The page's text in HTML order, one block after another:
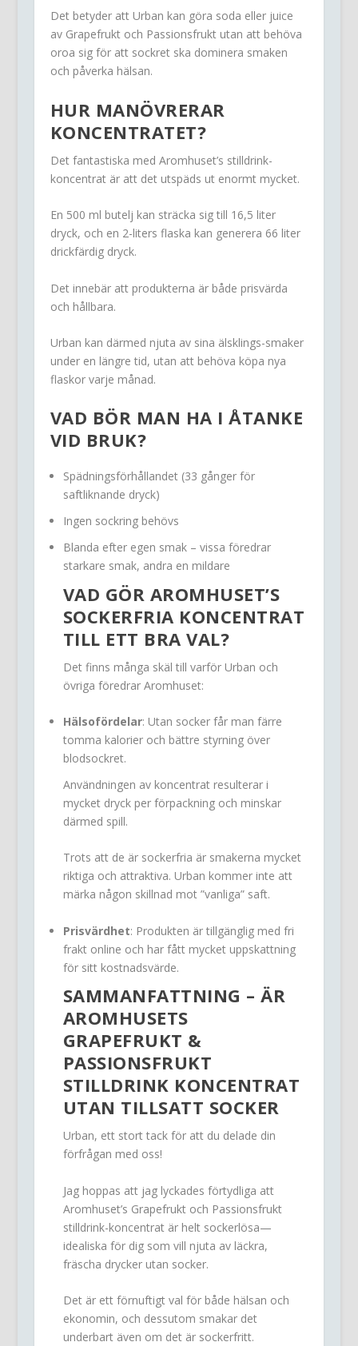
Det betyder att Urban kan göra soda eller juice
av Grapefrukt och Passionsfrukt utan att behöva
oroa sig för att sockret ska dominera smaken
och påverka hälsan.
HUR MANÖVRERAR
KONCENTRATET?
Det fantastiska med Aromhuset’s stilldrink-
koncentrat är att det utspäds ut enormt mycket.
En 500 ml butelj kan sträcka sig till 16,5 liter
dryck, och en 2-liters flaska kan generera 66 liter
drickfärdig dryck.
Det innebär att produkterna är både prisvärda
och hållbara.
Urban kan därmed njuta av sina älsklings-smaker
under en längre tid, utan att behöva köpa nya
flaskor varje månad.
VAD BÖR MAN HA I ÅTANKE
VID BRUK?
Spädningsförhållandet (33 gånger för
saftliknande dryck)
Ingen sockring behövs
Blanda efter egen smak – vissa föredrar
starkare smak, andra en mildare
VAD GÖR AROMHUSET’S
SOCKERFRIA KONCENTRAT
TILL ETT BRA VAL?
Det finns många skäl till varför Urban och
övriga föredrar Aromhuset:
Hälsofördelar: Utan socker får man färre
tomma kalorier och bättre styrning över
blodsockret.
Användningen av koncentrat resulterar i
mycket dryck per förpackning och minskar
därmed spill.
Trots att de är sockerfria är smakerna mycket
riktiga och attraktiva. Urban kommer inte att
märka någon skillnad mot ”vanliga” saft.
Prisvärdhet: Produkten är tillgänglig med fri
frakt online och har fått mycket uppskattning
för sitt kostnadsvärde.
SAMMANFATTNING – ÄR
AROMHUSETS
GRAPEFRUKT &
PASSIONSFRUKT
STILLDRINK KONCENTRAT
UTAN TILLSATT SOCKER
Urban, ett stort tack för att du delade din
förfrågan med oss!
Jag hoppas att jag lyckades förtydliga att
Aromhuset’s Grapefrukt och Passionsfrukt
stilldrink-koncentrat är helt sockerlösa—
idealiska för dig som vill njuta av läckra,
fräscha drycker utan socker.
Det är ett förnuftigt val för både hälsan och
ekonomin, och dessutom smakar det
underbart även om det är sockerfritt.